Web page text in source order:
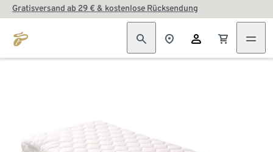
Gratisversand ab 29 € & kostenlose Rücksendung